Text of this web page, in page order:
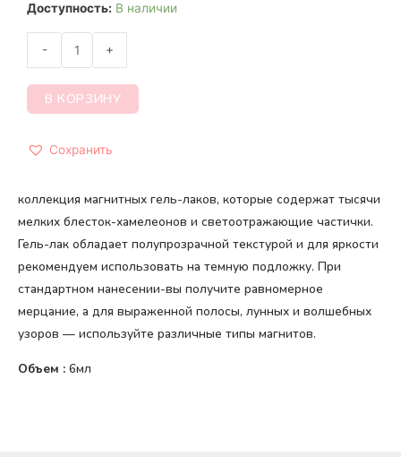
Доступность: В наличии
- +
В КОРЗИНУ
Сохранить
коллекция магнитных гель-лаков, которые содержат тысячи
мелких блесток-хамелеонов и светоотражающие частички.
Гель-лак обладает полупрозрачной текстурой и для яркости
рекомендуем использовать на темную подложку. При
стандартном нанесении-вы получите равномерное
мерцание, а для выраженной полосы, лунных и волшебных
узоров — используйте различные типы магнитов.
Объем : 6мл